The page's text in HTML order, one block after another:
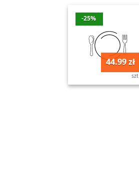
-25%
44.99 zł
szt